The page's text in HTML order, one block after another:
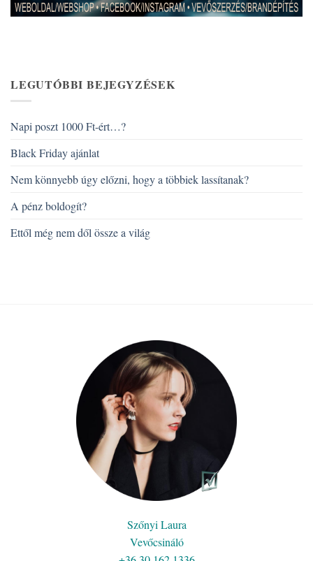
LEGUTÓBBI BEJEGYZÉSEK
Napi poszt 1000 Ft-ért…?
Black Friday ajánlat
Nem könnyebb úgy előzni, hogy a többiek lassítanak?
A pénz boldogít?
Ettől még nem dől össze a világ
Szőnyi Laura
Vevőcsináló